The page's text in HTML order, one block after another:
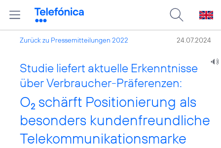
Zurück zu Pressemitteilungen 2022 24.07.2024
Studie liefert aktuelle Erkenntnisse
über Verbraucher-Präferenzen:
O2 schärft Positionierung als
besonders kundenfreundliche
Telekommunikationsmarke